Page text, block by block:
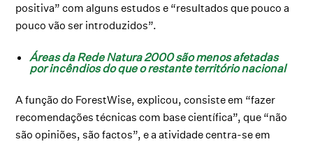
positiva” com alguns estudos e “resultados que pouco a
pouco vão ser introduzidos”.
Áreas da Rede Natura 2000 são menos afetadas
por incêndios do que o restante território nacional
A função do ForestWise, explicou, consiste em “fazer
recomendações técnicas com base científica”, que “não
são opiniões, são factos”, e a atividade centra-se em